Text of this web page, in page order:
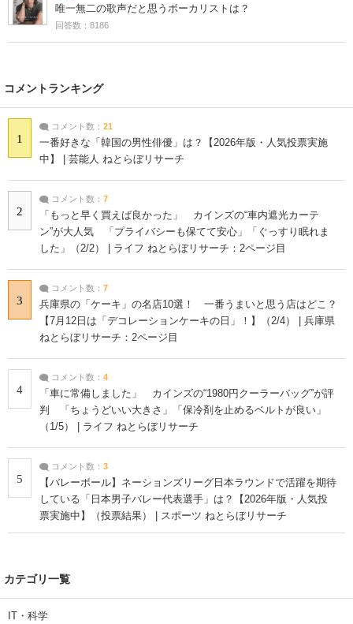
唯一無二の歌声だと思うボーカリストは？
回答数：8186
コメントランキング
1
コメント数： 21
一番好きな「韓国の男性俳優」は？【2026年版・人気投票実施
中】 | 芸能人 ねとらぼリサーチ
2
コメント数： 7
「もっと早く買えば良かった」 カインズの“車内遮光カーテ
ン”が大人気 「プライバシーも保てて安心」「ぐっすり眠れま
した」（2/2） | ライフ ねとらぼリサーチ：2ページ目
3
コメント数： 7
兵庫県の「ケーキ」の名店10選！ 一番うまいと思う店はどこ？
【7月12日は「デコレーションケーキの日」！】（2/4） | 兵庫県
ねとらぼリサーチ：2ページ目
4
コメント数： 4
「車に常備しました」 カインズの“1980円クーラーバッグ”が評
判 「ちょうどいい大きさ」「保冷剤を止めるベルトが良い」
（1/5） | ライフ ねとらぼリサーチ
5
コメント数： 3
【バレーボール】ネーションズリーグ日本ラウンドで活躍を期待
している「日本男子バレー代表選手」は？【2026年版・人気投
票実施中】（投票結果） | スポーツ ねとらぼリサーチ
カテゴリ一覧
IT・科学